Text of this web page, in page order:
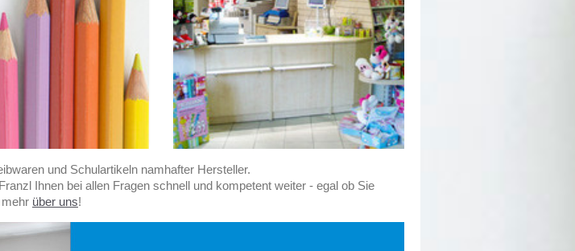
und Schulartikeln namhafter Hersteller.
Ihnen bei allen Fragen schnell und kompetent weiter - egal ob Sie
über uns!